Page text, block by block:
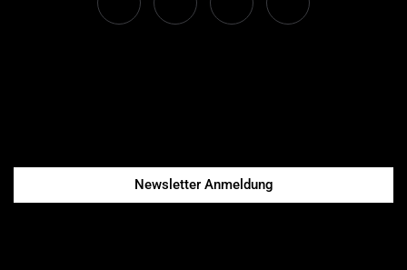
Newsletter Anmeldung